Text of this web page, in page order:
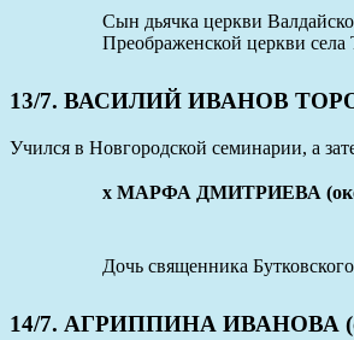
Сын дьячка церкви
Преображенской церкви
13/7. ВАСИЛИЙ ИВАНОВ
Учился в Новгородской семинарии, а
x МАРФА ДМИТРИЕВА
Дочь священника
14/7. АГРИППИНА ИВАНОВА